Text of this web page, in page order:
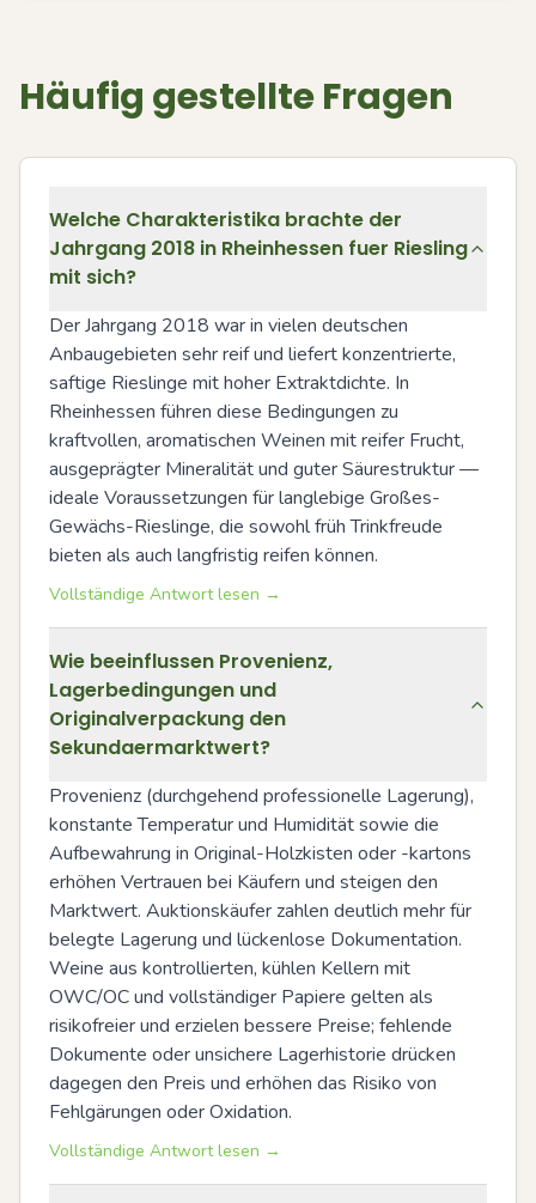
Häufig gestellte Fragen
Welche Charakteristika brachte der
Jahrgang 2018 in Rheinhessen fuer Riesling
mit sich?
Der Jahrgang 2018 war in vielen deutschen
Anbaugebieten sehr reif und liefert konzentrierte,
saftige Rieslinge mit hoher Extraktdichte. In
Rheinhessen führen diese Bedingungen zu
kraftvollen, aromatischen Weinen mit reifer Frucht,
ausgeprägter Mineralität und guter Säurestruktur —
ideale Voraussetzungen für langlebige Großes-
Gewächs-Rieslinge, die sowohl früh Trinkfreude
bieten als auch langfristig reifen können.
Vollständige Antwort lesen →
Wie beeinflussen Provenienz,
Lagerbedingungen und
Originalverpackung den
Sekundaermarktwert?
Provenienz (durchgehend professionelle Lagerung),
konstante Temperatur und Humidität sowie die
Aufbewahrung in Original-Holzkisten oder -kartons
erhöhen Vertrauen bei Käufern und steigen den
Marktwert. Auktionskäufer zahlen deutlich mehr für
belegte Lagerung und lückenlose Dokumentation.
Weine aus kontrollierten, kühlen Kellern mit
OWC/OC und vollständiger Papiere gelten als
risikofreier und erzielen bessere Preise; fehlende
Dokumente oder unsichere Lagerhistorie drücken
dagegen den Preis und erhöhen das Risiko von
Fehlgärungen oder Oxidation.
Vollständige Antwort lesen →